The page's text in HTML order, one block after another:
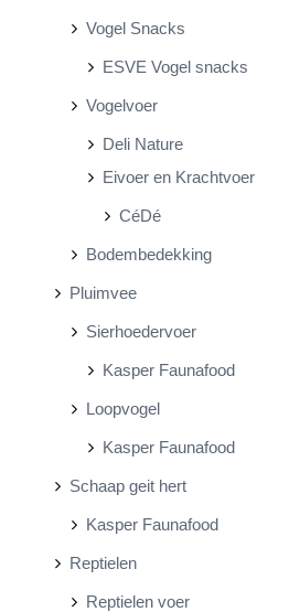
Vogel Snacks
ESVE Vogel snacks
Vogelvoer
Deli Nature
Eivoer en Krachtvoer
CéDé
Bodembedekking
Pluimvee
Sierhoedervoer
Kasper Faunafood
Loopvogel
Kasper Faunafood
Schaap geit hert
Kasper Faunafood
Reptielen
Reptielen voer